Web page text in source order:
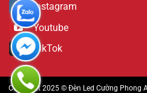
Instagram
Youtube
TikTok
Copyright 2025 © Đèn Led Cường Phong